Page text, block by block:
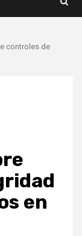
controles de
en